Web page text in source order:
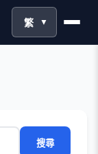
繁 ▼
搜尋